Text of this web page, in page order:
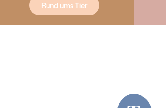
Rund ums Tier